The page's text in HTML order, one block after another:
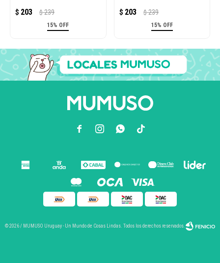
$ 203 $ 239
15% OFF
$ 203 $ 239
15% OFF
  
© 2026 / MUMUSO Uruguay - Un Mundo de Cosas Lindas. Todos los derechos reservados.